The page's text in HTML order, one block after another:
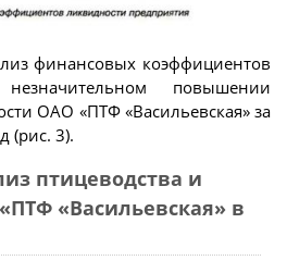
финансовых коэффициентов
повышении
ОАО «ПТФ «Васильевская» за
(рис. 3).
птицеводства и
«Васильевская» в